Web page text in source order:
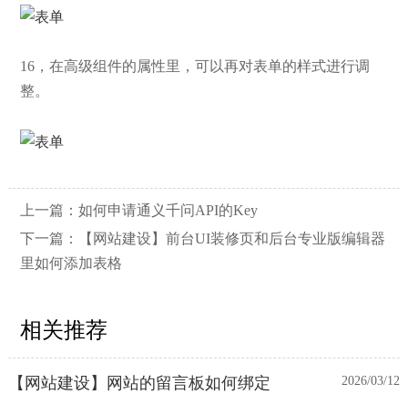
16，在高级组件的属性里，可以再对表单的样式进行调
整。
上一篇： 如何申请通义千问API的Key
下一篇：
【网站建设】前台UI装修页和后台专业版编辑器
里如何添加表格
相关推荐
【网站建设】网站的留言板如何绑定
2026/03/12